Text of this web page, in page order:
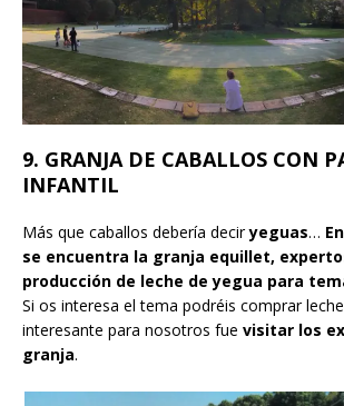
9. GRANJA DE CABALLOS CON
INFANTIL
Más que caballos debería deciryeguas…
se encuentra la granja equillet,
producción de leche de yegua para
Si os interesa el tema podréis comprar
interesante para nosotros fue visitar los
granja.